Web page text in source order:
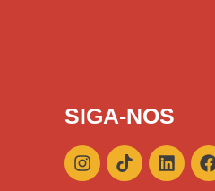
SIGA-NOS
I
n
T
i
L
i